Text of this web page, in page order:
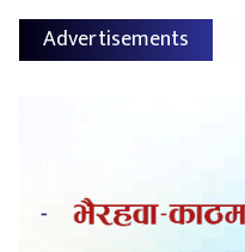
Advertisements